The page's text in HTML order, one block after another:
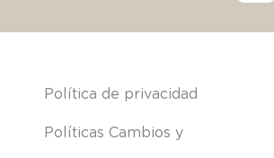
Política de privacidad
Políticas Cambios y